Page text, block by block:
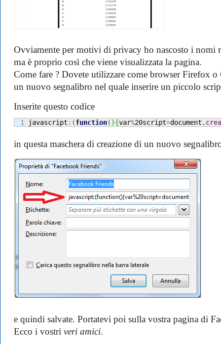
Ovviamente per motivi di privacy ho nascosto i nomi
ma è proprio così che viene visualizzata la pagina.
Come fare ? Dovete utilizzare come browser Firefox
un nuovo segnalibro nel quale inserire un piccolo
Inserite questo codice
javascript : (function( ){var%20script=document.
in questa maschera di creazione di un nuovo
e quindi salvate. Portatevi poi sulla vostra pagina di
Ecco i vostri veri amici.